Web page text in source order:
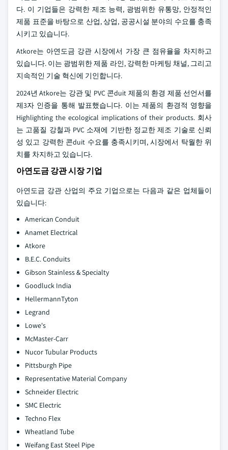
다. 이 기업들은 강력한 제조 능력, 광범위한 유통망, 안정적인
제품 표준을 바탕으로 산업, 상업, 공공시설 분야의 수요를 충족
시키고 있습니다.
Atkore는 아연도금 강관 시장에서 가장 큰 점유율을 차지하고
있습니다. 이는 광범위한 제품 라인, 강력한 마케팅 채널, 그리고
지속적인 기술 혁신에 기인합니다.
2024년 Atkore는 강관 및 PVC 콘duit 제품의 환경 제품 선언서를
제3자 인증을 통해 발표했습니다. 이는 제품의 환경적 영향을
Highlighting the ecological implications of their products. 회사
는 고품질 강철과 PVC 소재에 기반한 정교한 제조 기술로 신뢰
성 있고 강력한 콘duit 수요를 충족시키며, 시장에서 탁월한 위
치를 차지하고 있습니다.
아연도금 강관 시장 기업
아연도금 강관 산업의 주요 기업으로는 다음과 같은 업체들이
있습니다:
American Conduit
Anamet Electrical
Atkore
B.E.C. Conduits
Gibson Stainless & Specialty
Goodluck India
HellermannTyton
Legrand
Lowe's
McMaster-Carr
Nucor Tubular Products
Pittsburgh Pipe
Representative Material Company
Schneider Electric
SMC Electric
Techno Flex
Wheatland Tube
Weifang East Steel Pipe